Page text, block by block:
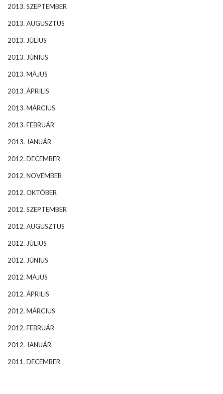
2013. SZEPTEMBER
2013. AUGUSZTUS
2013. JÚLIUS
2013. JÚNIUS
2013. MÁJUS
2013. ÁPRILIS
2013. MÁRCIUS
2013. FEBRUÁR
2013. JANUÁR
2012. DECEMBER
2012. NOVEMBER
2012. OKTÓBER
2012. SZEPTEMBER
2012. AUGUSZTUS
2012. JÚLIUS
2012. JÚNIUS
2012. MÁJUS
2012. ÁPRILIS
2012. MÁRCIUS
2012. FEBRUÁR
2012. JANUÁR
2011. DECEMBER